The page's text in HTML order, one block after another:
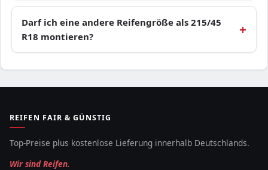
Darf ich eine andere Reifengröße als 215/45
R18 montieren?
REIFEN FAIR & GÜNSTIG
Top-Preise plus kostenlose Lieferung innerhalb Deutschlands.
Wir sind Reifen.